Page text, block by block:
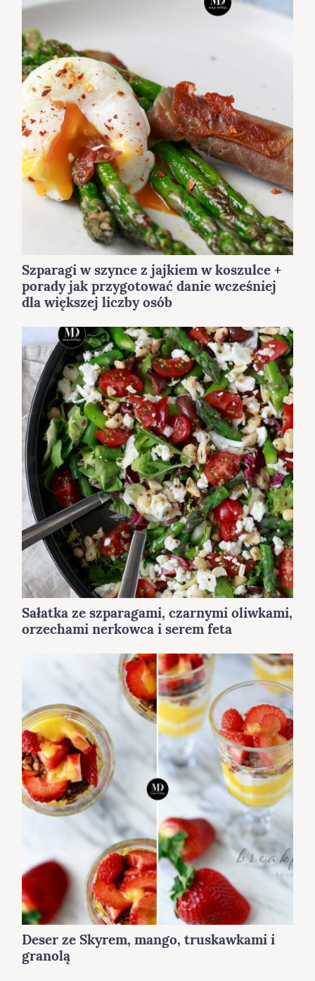
Szparagi w szynce z jajkiem w koszulce +
porady jak przygotować danie wcześniej
dla większej liczby osób
Sałatka ze szparagami, czarnymi oliwkami,
orzechami nerkowca i serem feta
Deser ze Skyrem, mango, truskawkami i
granolą